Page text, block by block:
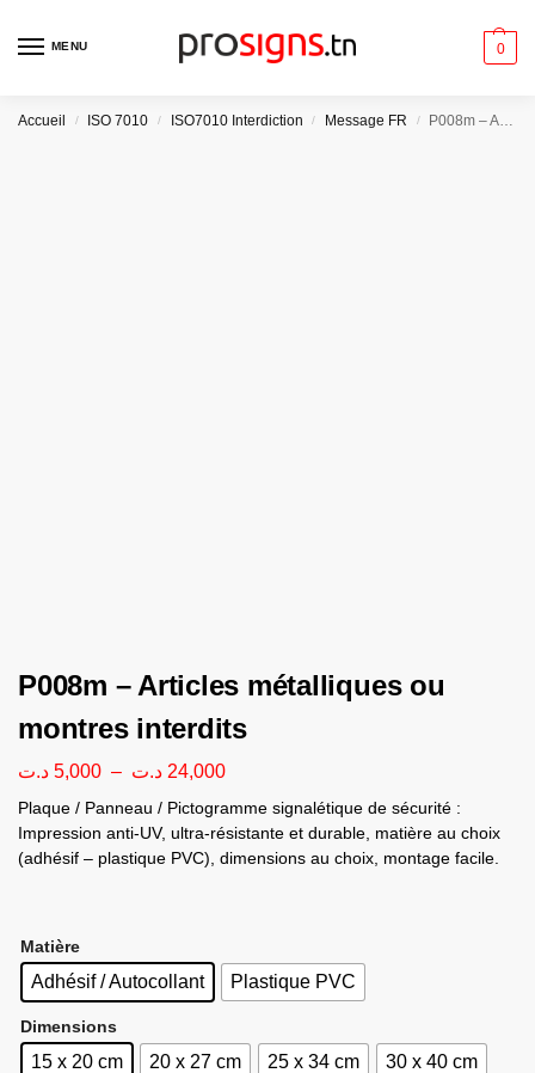
MENU 0
Accueil / ISO 7010 / ISO7010 Interdiction / Message FR / P008m – Articles métalliques ou montres interdits
P008m – Articles métalliques ou
montres interdits
5,000 د.ت – 24,000 د.ت
Plaque / Panneau / Pictogramme signalétique de sécurité :
Impression anti-UV, ultra-résistante et durable, matière au choix
(adhésif – plastique PVC), dimensions au choix, montage facile.
Matière
Adhésif / Autocollant Plastique PVC
Dimensions
15 x 20 cm 20 x 27 cm 25 x 34 cm 30 x 40 cm